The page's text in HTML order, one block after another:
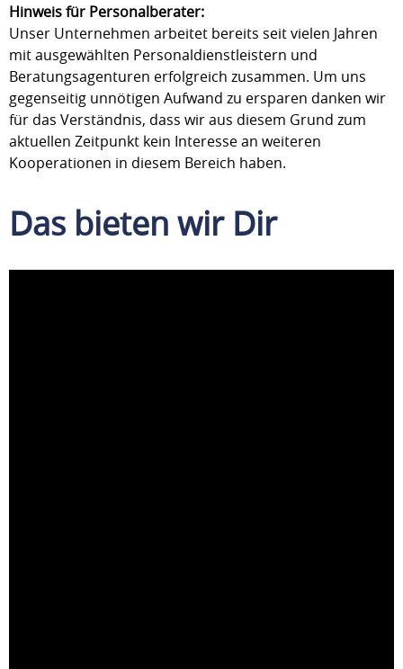
Hinweis für Personalberater:
Unser Unternehmen arbeitet bereits seit vielen Jahren
mit ausgewählten Personaldienstleistern und
Beratungsagenturen erfolgreich zusammen. Um uns
gegenseitig unnötigen Aufwand zu ersparen danken wir
für das Verständnis, dass wir aus diesem Grund zum
aktuellen Zeitpunkt kein Interesse an weiteren
Kooperationen in diesem Bereich haben.
Das bieten wir Dir